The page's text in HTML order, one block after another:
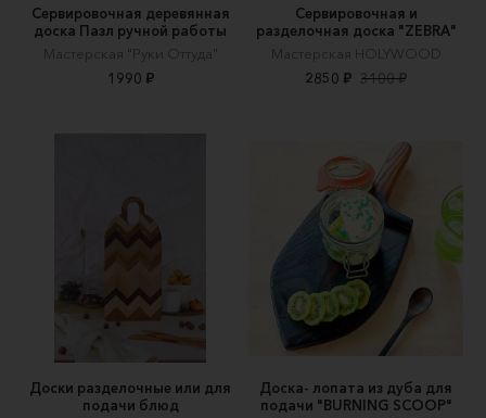
Сервировочная деревянная
доска Пазл ручной работы
Мастерская "Руки Оттуда"
1990 ₽
Сервировочная и
разделочная доска "ZEBRA"
Мастерская HOLYWOOD
2850 ₽ 3100 ₽
Доски разделочные или для
подачи блюд
Доска- лопата из дуба для
подачи "BURNING SCOOP"